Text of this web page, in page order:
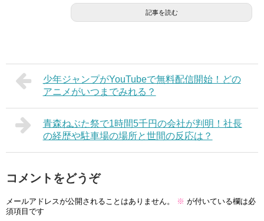
記事を読む
少年ジャンプがYouTubeで無料配信開始！どの
アニメがいつまでみれる？
青森ねぶた祭で1時間5千円の会社が判明！社長
の経歴や駐車場の場所と世間の反応は？
コメントをどうぞ
メールアドレスが公開されることはありません。 ※ が付いている欄は必
須項目です